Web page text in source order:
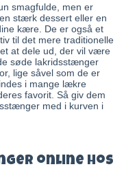
smagfulde, men er
stærk dessert eller en
kære. De er også et
til det mere traditionelle
at dele ud, der vil være
søde lakridsstænger
lige såvel som de er
i mange lækre
favorit. Så giv dem
med i kurven i
online hos